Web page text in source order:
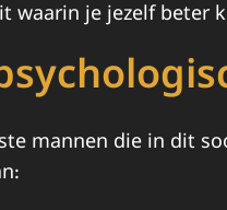
waarin je jezelf beter
mannen die in dit